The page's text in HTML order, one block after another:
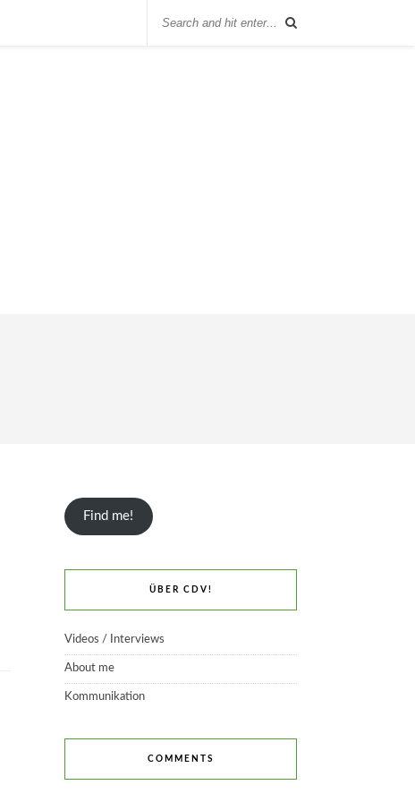
Find me!
ÜBER CDV!
Videos / Interviews
About me
Kommunikation
COMMENTS